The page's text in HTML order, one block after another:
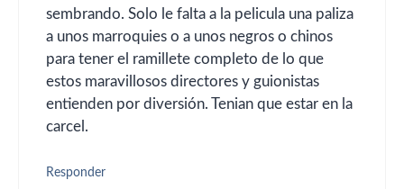
sembrando. Solo le falta a la pelicula una paliza
a unos marroquies o a unos negros o chinos
para tener el ramillete completo de lo que
estos maravillosos directores y guionistas
entienden por diversión. Tenian que estar en la
carcel.
Responder